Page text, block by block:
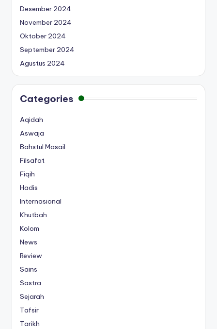
Desember 2024
November 2024
Oktober 2024
September 2024
Agustus 2024
Categories
Aqidah
Aswaja
Bahstul Masail
Filsafat
Fiqih
Hadis
Internasional
Khutbah
Kolom
News
Review
Sains
Sastra
Sejarah
Tafsir
Tarikh